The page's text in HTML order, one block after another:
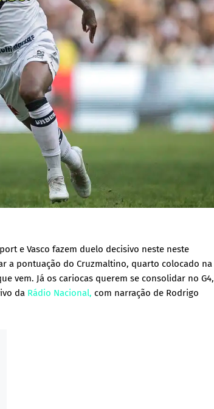
e Vasco fazem duelo decisivo neste neste
a pontuação do Cruzmaltino, quarto colocado na
vem. Já os cariocas querem se consolidar no G4,
da Rádio Nacional, com narração de Rodrigo